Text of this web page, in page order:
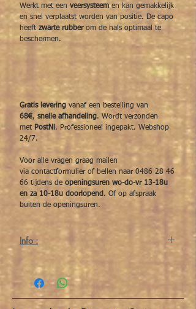
Werkt met een veersysteemen kan gemakkelijk
en snel verplaatst worden van positie. De capo
heeftzwarte rubberom de hals optimaal te
beschermen.
Gratis levering vanaf een bestelling van
68€, snelle afhandeling. Wordt verzonden
met PostNl . Professioneel ingepakt. Webshop
24/7.
Voor alle vragen graag mailen
via contactformulier of bellen naar 0486 28 46
66 tijdens de openingsuren wo-do-vr 13-18u
en za 10-18u doorlopend . Of op afspraak
buiten de openingsuren.
Info :
Snel te hanteren capodastre avec een platte
radius specifiek te gebruiken chez een
guitare classique. Werkt avec een
veersysteem. De capodastre heeft zwarte